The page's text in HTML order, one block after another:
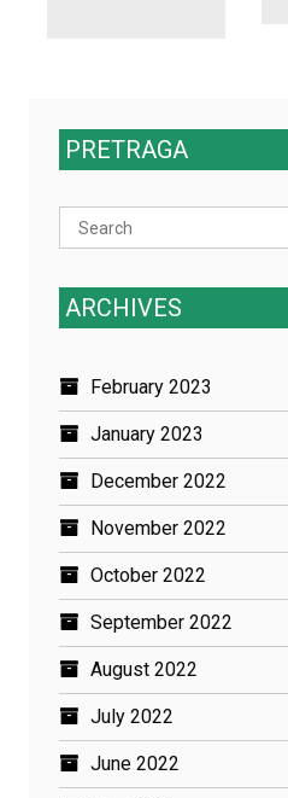
PRETRAGA
Search
for:
ARCHIVES
February 2023
January 2023
December 2022
November 2022
October 2022
September 2022
August 2022
July 2022
June 2022